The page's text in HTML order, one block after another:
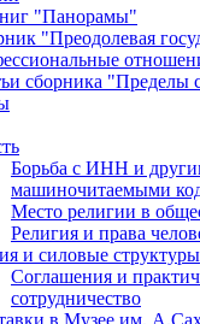
"Панорамы"
"Преодолевая
сборника "Пределы
Борьба с ИНН и
машиночитаемыми
Место религии в
Религия и права
и силовые структуры
Соглашения и
сотрудничество
в Музее им.